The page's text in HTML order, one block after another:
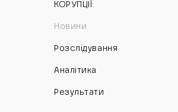
КОРУПЦІЇ:
Новини
Розслідування
Аналітика
Результати